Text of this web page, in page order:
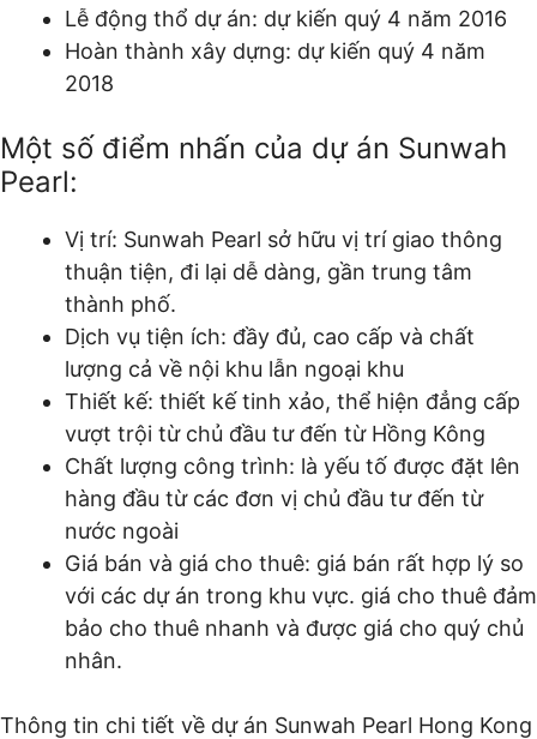
Lễ động thổ dự án: dự kiến quý 4 năm 2016
Hoàn thành xây dựng: dự kiến quý 4 năm
2018
Một số điểm nhấn của dự án Sunwah
Pearl:
Vị trí: Sunwah Pearl sở hữu vị trí giao thông
thuận tiện, đi lại dễ dàng, gần trung tâm
thành phố.
Dịch vụ tiện ích: đầy đủ, cao cấp và chất
lượng cả về nội khu lẫn ngoại khu
Thiết kế: thiết kế tinh xảo, thể hiện đẳng cấp
vượt trội từ chủ đầu tư đến từ Hồng Kông
Chất lượng công trình: là yếu tố được đặt lên
hàng đầu từ các đơn vị chủ đầu tư đến từ
nước ngoài
Giá bán và giá cho thuê: giá bán rất hợp lý so
với các dự án trong khu vực. giá cho thuê đảm
bảo cho thuê nhanh và được giá cho quý chủ
nhân.
Thông tin chi tiết về dự án Sunwah Pearl Hong Kong